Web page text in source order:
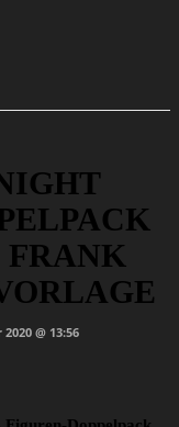
FRANK
@ 13:56